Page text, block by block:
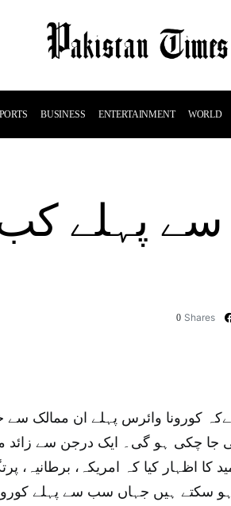
BUSINESS ENTERTAINMENT WORLD
سے پہلے
0 Shares
کورونا وائرس پہلے ان ممالک
جا چکی ہو گی۔ ایک درجن سے زائد
کا اظہار کیا کہ امریکہ، برطانیہ،